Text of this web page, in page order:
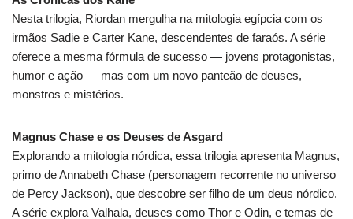
Nesta trilogia, Riordan mergulha na mitologia egípcia com os
irmãos Sadie e Carter Kane, descendentes de faraós. A série
oferece a mesma fórmula de sucesso — jovens protagonistas,
humor e ação — mas com um novo panteão de deuses,
monstros e mistérios.
Magnus Chase e os Deuses de Asgard
Explorando a mitologia nórdica, essa trilogia apresenta Magnus,
primo de Annabeth Chase (personagem recorrente no universo
de Percy Jackson), que descobre ser filho de um deus nórdico.
A série explora Valhala, deuses como Thor e Odin, e temas de